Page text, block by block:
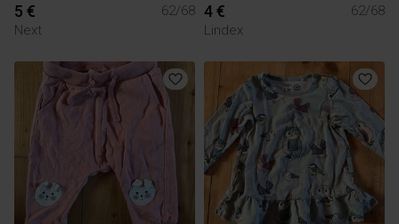
5 €
62/68
Next
4 €
62/68
Lindex